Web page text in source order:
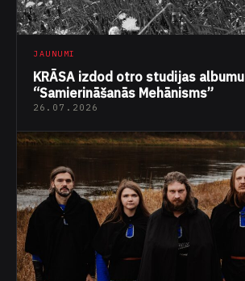
JAUNUMI
KRĀSA izdod otro studijas albumu
“Samierināšanās Mehānisms”
26.07.2026